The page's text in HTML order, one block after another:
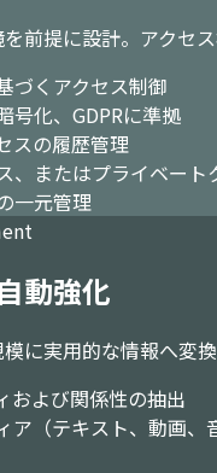
前提に設計。アクセ
づくアクセス制御
号化、GDPRに準拠
スの履歴管理
、またはプライベート
一元管理
動強化
に実用的な情報へ変換
および関係性の抽出
ア（テキスト、動画、